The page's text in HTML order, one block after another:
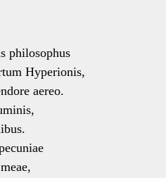
philosophus
Hyperionis,
aereo.